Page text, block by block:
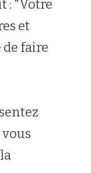
: "Votre
et
faire